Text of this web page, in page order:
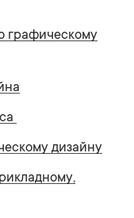
графическому
дизайну